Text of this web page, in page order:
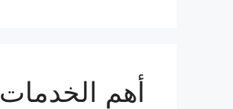
أهم الخدمات